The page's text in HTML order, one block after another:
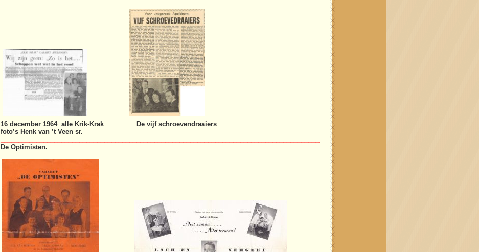
16 december 1964 alle Krik-Krak De vijf schroevendraaiers
foto’s Henk van ’t Veen sr.
________________________________________________________________________________________________________________
De Optimisten.